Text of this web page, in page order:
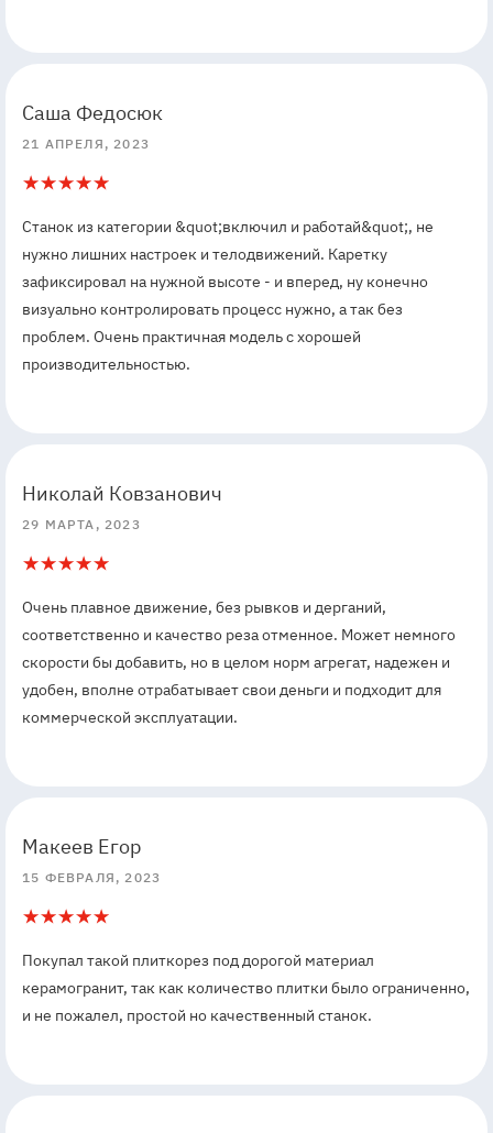
55
Саша Федосюк
21 АПРЕЛЯ, 2023
5
1
Станок из категории &quot;включил и работай&quot;, не
нужно лишних настроек и телодвижений. Каретку
зафиксировал на нужной высоте - и вперед, ну конечно
визуально контролировать процесс нужно, а так без
проблем. Очень практичная модель с хорошей
производительностью.
55
Николай Ковзанович
29 МАРТА, 2023
5
1
Очень плавное движение, без рывков и дерганий,
соответственно и качество реза отменное. Может немного
скорости бы добавить, но в целом норм агрегат, надежен и
удобен, вполне отрабатывает свои деньги и подходит для
коммерческой эксплуатации.
55
Макеев Егор
15 ФЕВРАЛЯ, 2023
5
1
Покупал такой плиткорез под дорогой материал
керамогранит, так как количество плитки было ограниченно,
и не пожалел, простой но качественный станок.